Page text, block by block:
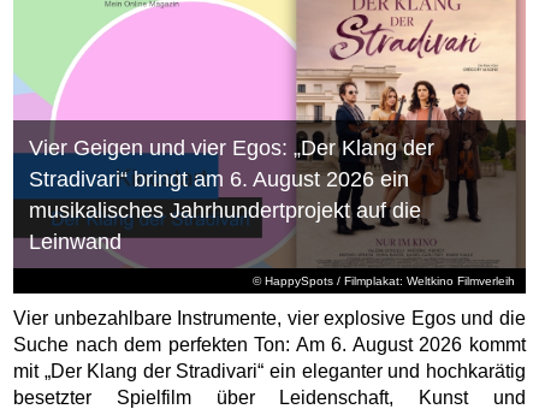
© HappySpots / Filmplakat: Weltkino Filmverleih
Vier Geigen und vier Egos: „Der Klang der
Stradivari“ bringt am 6. August 2026 ein
musikalisches Jahrhundertprojekt auf die
Leinwand
Vier unbezahlbare Instrumente, vier explosive Egos und die
Suche nach dem perfekten Ton: Am 6. August 2026 kommt
mit „Der Klang der Stradivari“ ein eleganter und hochkarätig
besetzter Spielfilm über Leidenschaft, Kunst und